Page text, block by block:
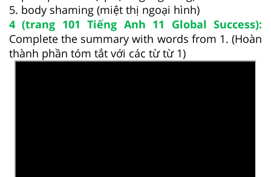
5. body shaming (miệt thị ngoại hình)
4 (trang 101 Tiếng Anh 11 Global Success):
Complete the summary with words from 1. (Hoàn
thành phần tóm tắt với các từ từ 1)